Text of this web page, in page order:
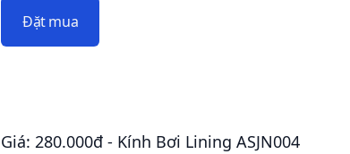
Đặt mua
Giá: 280.000đ - Kính Bơi Lining ASJN004